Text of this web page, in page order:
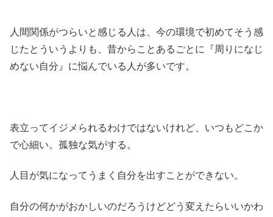
人間関係がつらいと感じる人は、今の環境で初めてそう感
じたとういうよりも、昔からことあるごとに『周りになじ
めない自分』に悩んでいる人が多いです。
表立ってイジメられるわけではないけれど、いつもどこか
で心細い。孤独な気がする。
人目が気になってうまく自分を出すことができない。
自分の何かがおかしいのだろうけどどう変えたらいいかわ